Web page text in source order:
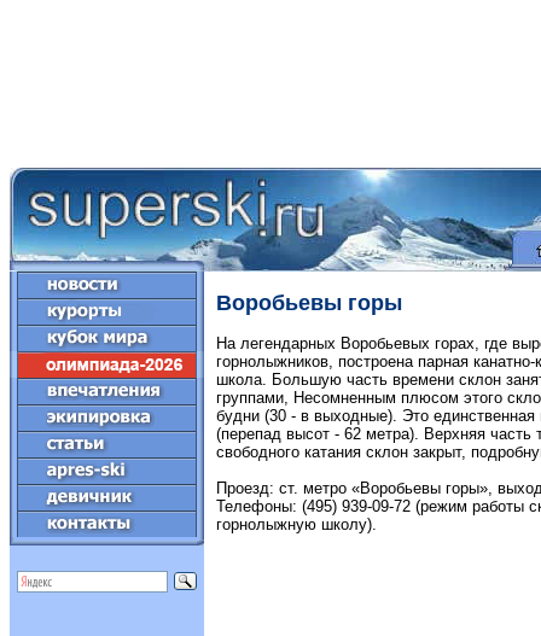
Воробьевы горы
На легендарных Воробьевых горах, где
горнолыжников, построена парная
школа. Большую часть времени склон
группами, Несомненным плюсом этого
будни (30 - в выходные). Это
(перепад высот - 62 метра). Верхняя
свободного катания склон закрыт,
Проезд: ст. метро «Воробьевы горы»,
Телефоны: (495) 939-09-72 (режим работы
горнолыжную школу).